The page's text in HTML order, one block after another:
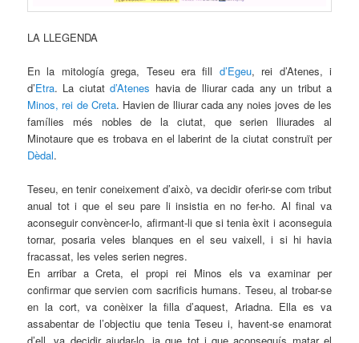
LA LLEGENDA
En la mitología grega, Teseu era fill d’Egeu, rei d’Atenes, i
d’Etra. La ciutatd’Atenes havia de lliurar cada any un tribut a
Minos, rei de Creta. Havien de lliurar cada any noies joves de les
famílies més nobles de la ciutat, que serien lliurades al
Minotaure que es trobava en el laberint de la ciutat construït per
Dèdal.
Teseu, en tenir coneixement d’això, va decidir oferir-se com tribut
anual tot i que el seu pare li insistia en no fer-ho. Al final va
aconseguir convèncer-lo, afirmant-li que si tenia èxit i aconseguia
tornar, posaria veles blanques en el seu vaixell, i si hi havia
fracassat, les veles serien negres.
En arribar a Creta, el propi rei Minos els va examinar per
confirmar que servien com sacrificis humans. Teseu, al trobar-se
en la cort, va conèixer la filla d’aquest, Ariadna. Ella es va
assabentar de l’objectiu que tenia Teseu i, havent-se enamorat